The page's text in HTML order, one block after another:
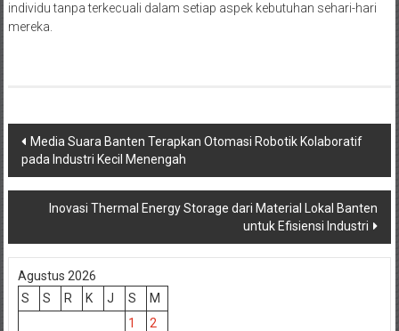
individu tanpa terkecuali dalam setiap aspek kebutuhan sehari-hari
mereka.
Navigasi
pos
Media Suara Banten Terapkan Otomasi Robotik Kolaboratif
pada Industri Kecil Menengah
Inovasi Thermal Energy Storage dari Material Lokal Banten
untuk Efisiensi Industri
Agustus 2026
S
S R K J S
M
1
2